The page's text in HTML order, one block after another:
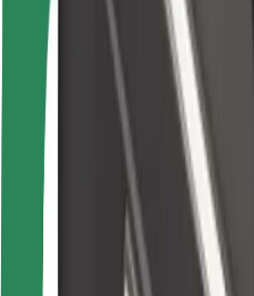
Keleivių saugumas
Vairuotojų saugumas
Paspirtukų saugumas
Saugumo laboratorija
Vietovės